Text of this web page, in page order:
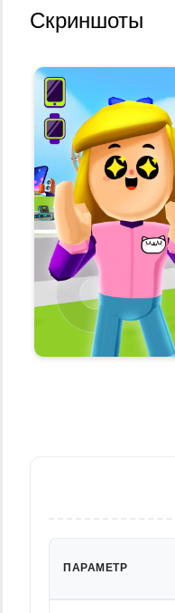
Скриншоты
ПАРАМЕТР